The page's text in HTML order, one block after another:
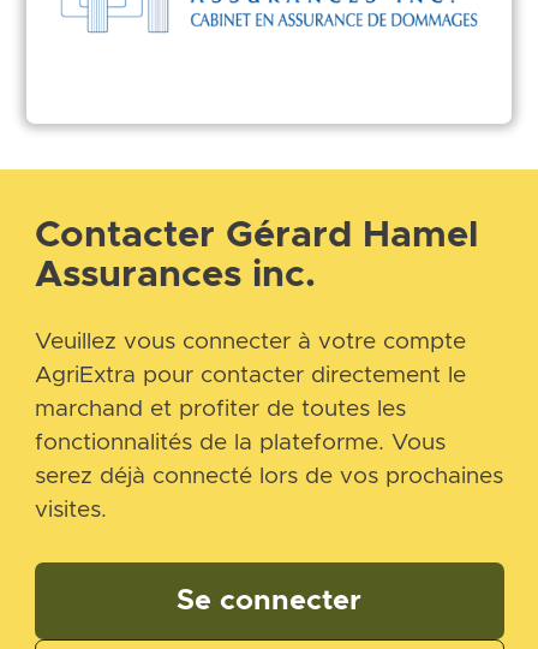
Contacter Gérard Hamel
Assurances inc.
Veuillez vous connecter à votre compte
AgriExtra pour contacter directement le
marchand et profiter de toutes les
fonctionnalités de la plateforme. Vous
serez déjà connecté lors de vos prochaines
visites.
Se connecter